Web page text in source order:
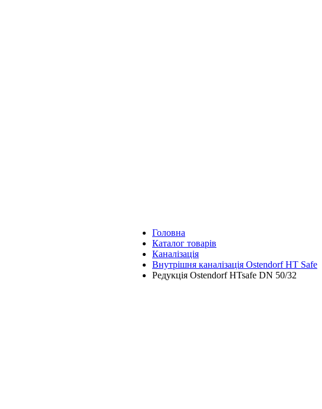
Головна
Каталог товарів
Каналізація
Внутрішня каналізація Ostendorf HT Safe
Редукція Ostendorf HTsafe DN 50/32